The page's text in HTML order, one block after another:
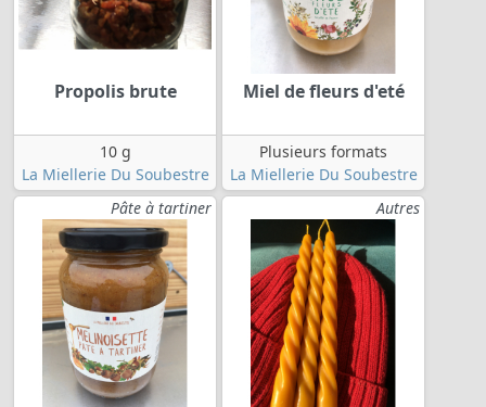
Propolis brute
10 g
La Miellerie Du Soubestre
Miel de fleurs d'eté
Plusieurs formats
La Miellerie Du Soubestre
Pâte à tartiner
Autres